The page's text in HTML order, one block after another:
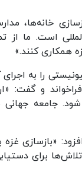
خانه‌ها،
است. ما از
کنند.»
را به اجرای
و گفت:
جامعه جهانی
«بازسازی غزه
برای